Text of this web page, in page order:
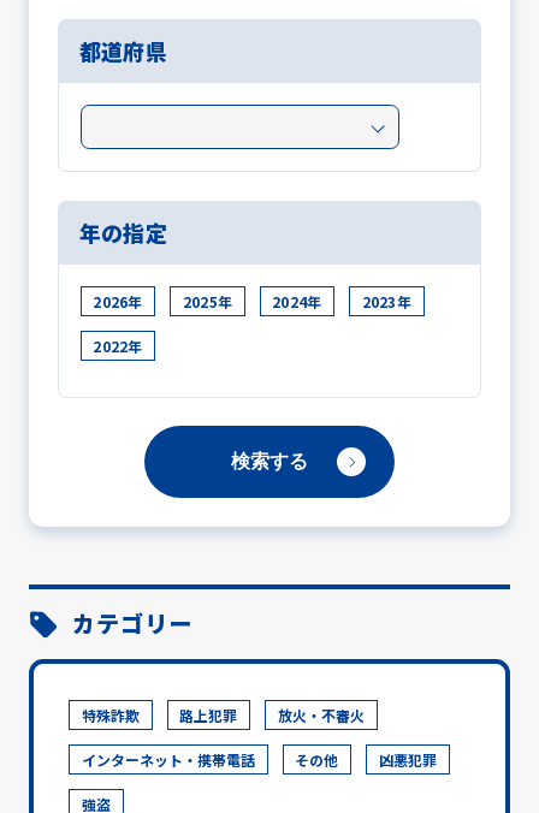
都道府県
年の指定
2026年 2025年 2024年 2023年
2022年
カテゴリー
特殊詐欺 路上犯罪 放火・不審火
インターネット・携帯電話 その他 凶悪犯罪
強盗